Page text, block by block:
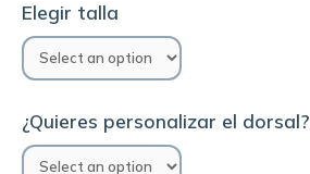
Elegir talla
¿Quieres personalizar el dorsal?